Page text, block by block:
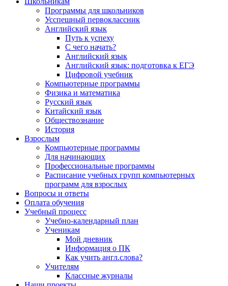
Программы для школьников
Усспешный первоклассник
Английский язык
Путь к успеху
С чего начать?
Английский язык
Английский язык: подготовка к ЕГЭ
Цифровой учебник
Компьютерные программы
Физика и математика
Русский язык
Китайский язык
Обществознание
История
Взрослым
Компьютерные программы
Для начинающих
Профессиональные программы
Расписание учебных групп компьютерных
программ для взрослых
Вопросы и ответы
Оплата обучения
Учебный процесс
Учебно-календарный план
Ученикам
Мой дневник
Информация о ПК
Как учить англ.слова?
Учителям
Классные журналы